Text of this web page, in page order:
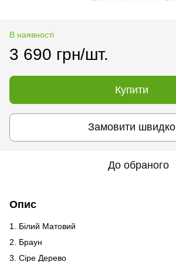
В наявності
3 690 грн/шт.
Купити
Замовити швидко
До обраного
Опис
1. Білий Матовий
2. Браун
3. Сіре Дерево